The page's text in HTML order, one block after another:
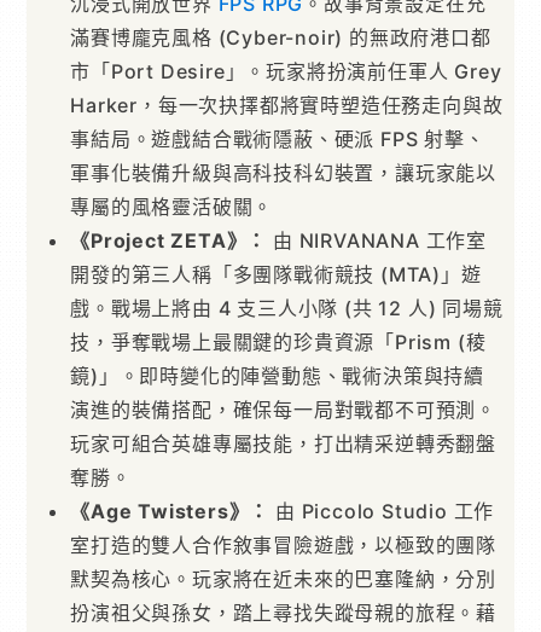
滿賽博龐克風格 (Cyber-noir) 的無政府港口都
市「Port Desire」。玩家將扮演前任軍人 Grey
Harker，每一次抉擇都將實時塑造任務走向與故
事結局。遊戲結合戰術隱蔽、硬派 FPS 射擊、
軍事化裝備升級與高科技科幻裝置，讓玩家能以
專屬的風格靈活破關。
《Project ZETA》：
由 NIRVANANA 工作室
開發的第三人稱「多團隊戰術競技 (MTA)」遊
戲。戰場上將由 4 支三人小隊 (共 12 人) 同場競
技，爭奪戰場上最關鍵的珍貴資源「Prism (稜
鏡)」。即時變化的陣營動態、戰術決策與持續
演進的裝備搭配，確保每一局對戰都不可預測。
玩家可組合英雄專屬技能，打出精采逆轉秀翻盤
奪勝。
《Age Twisters》：
由 Piccolo Studio 工作
室打造的雙人合作敘事冒險遊戲，以極致的團隊
默契為核心。玩家將在近未來的巴塞隆納，分別
扮演祖父與孫女，踏上尋找失蹤母親的旅程。藉